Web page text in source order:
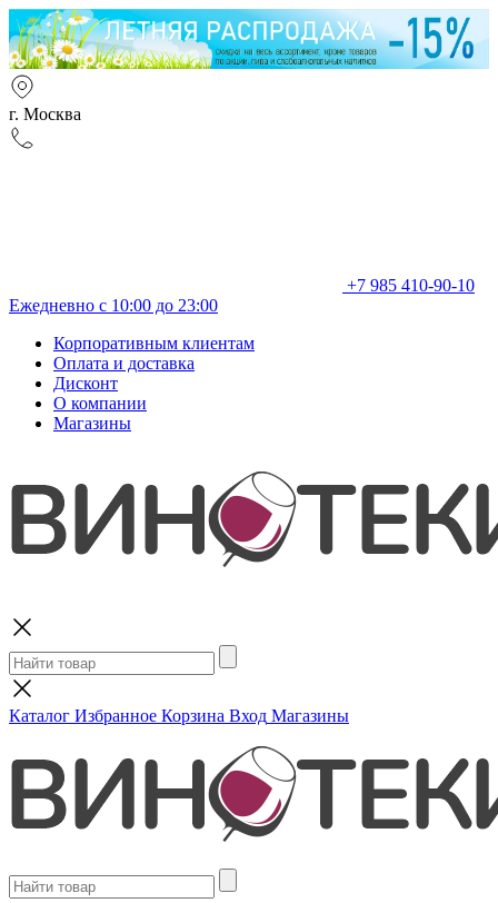
г. Москва
+7 985 410-90-10
Ежедневно с 10:00 до 23:00
Корпоративным клиентам
Оплата и доставка
Дисконт
О компании
Магазины
Каталог Избранное Корзина Вход Магазины